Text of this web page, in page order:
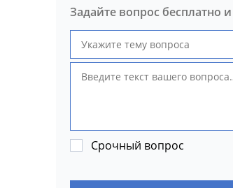
Задайте вопрос бесплатно
Срочный вопрос